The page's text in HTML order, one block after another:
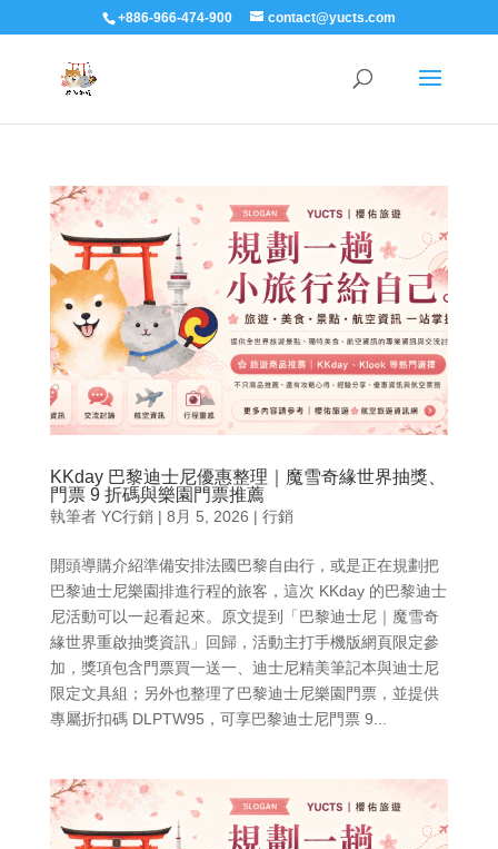
+886-966-474-900 contact@yucts.com
KKday 巴黎迪士尼優惠整理｜魔雪奇緣世界抽獎、
門票 9 折碼與樂園門票推薦
執筆者 YC行銷| 8月 5, 2026 | 行銷
開頭導購介紹準備安排法國巴黎自由行，或是正在規劃把
巴黎迪士尼樂園排進行程的旅客，這次 KKday 的巴黎迪士
尼活動可以一起看起來。原文提到「巴黎迪士尼｜魔雪奇
緣世界重啟抽獎資訊」回歸，活動主打手機版網頁限定參
加，獎項包含門票買一送一、迪士尼精美筆記本與迪士尼
限定文具組；另外也整理了巴黎迪士尼樂園門票，並提供
專屬折扣碼 DLPTW95，可享巴黎迪士尼門票 9...